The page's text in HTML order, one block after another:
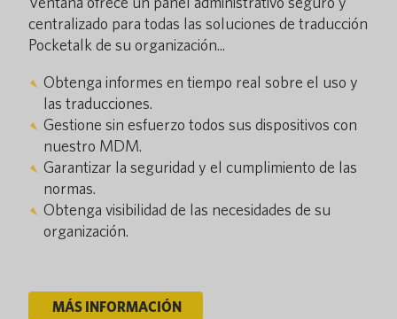
centralizado para todas las soluciones de traducción
Pocketalk de su organización...
Obtenga informes en tiempo real sobre el uso y
las traducciones.
Gestione sin esfuerzo todos sus dispositivos con
nuestro MDM.
Garantizar la seguridad y el cumplimiento de las
normas.
Obtenga visibilidad de las necesidades de su
organización.
MÁS INFORMACIÓN